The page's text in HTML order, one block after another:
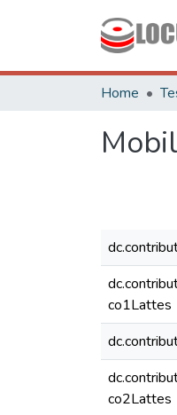
Home
co1Lattes
co2Lattes